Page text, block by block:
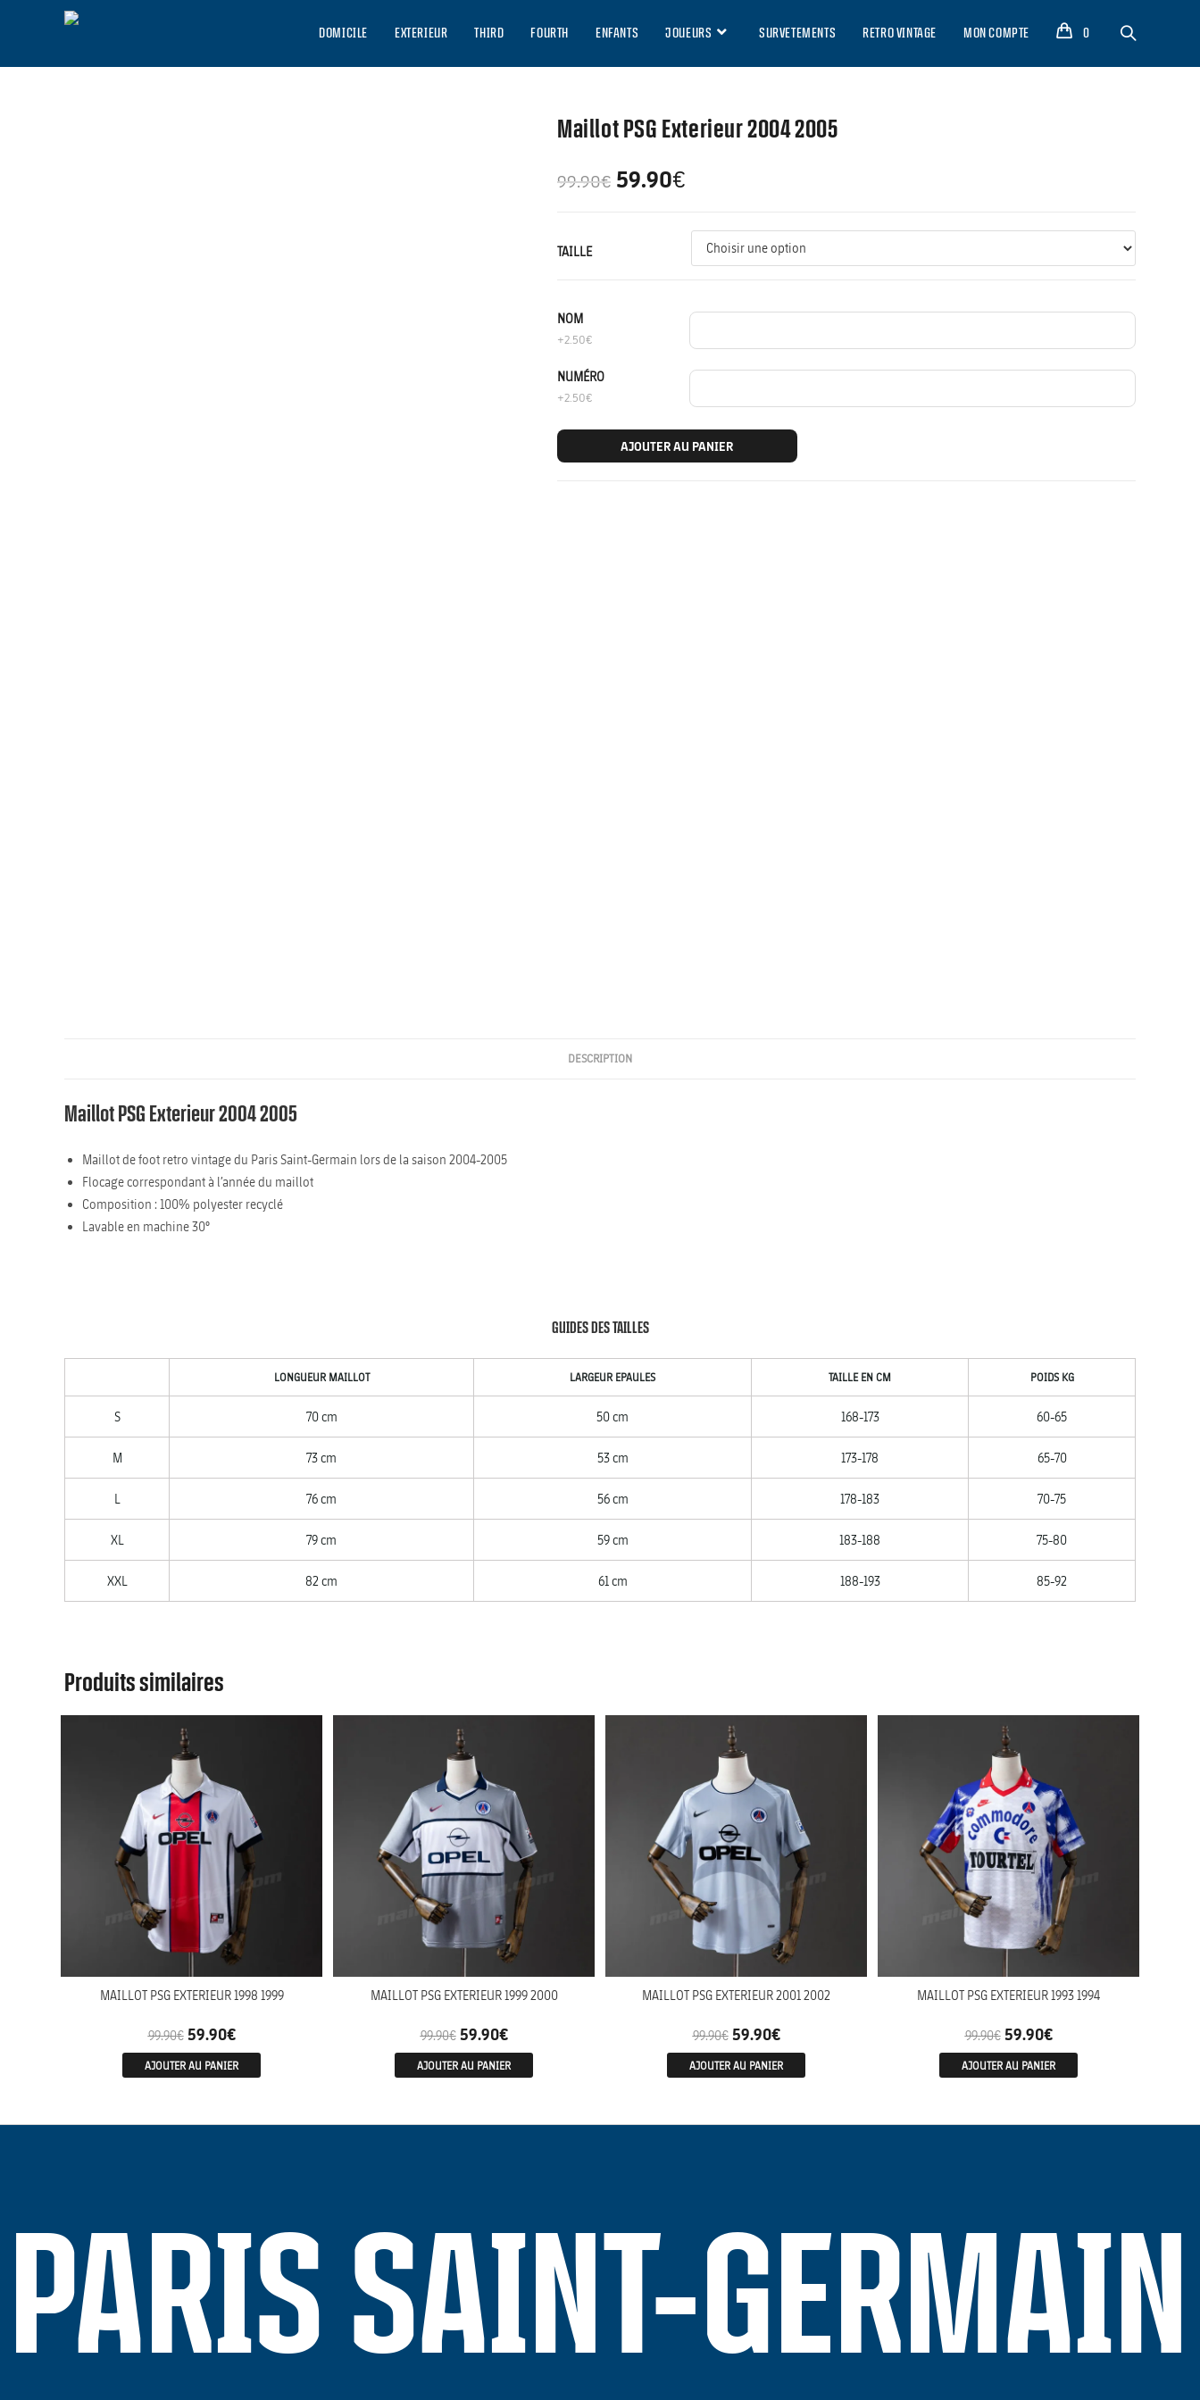
DOMICILE EXTERIEUR THIRD FOURTH ENFANTS JOUEURS SURVETEMENTS RETRO VINTAGE MON COMPTE 0
Maillot PSG Exterieur 2004 2005
99.90€ 59.90€
TAILLE
NOM
+2.50€
NUMÉRO
+2.50€
AJOUTER AU PANIER
DESCRIPTION
Maillot PSG Exterieur 2004 2005
Maillot de foot retro vintage du Paris Saint-Germain lors de la saison 2004-2005
Flocage correspondant à l’année du maillot
Composition : 100% polyester recyclé
Lavable en machine 30°
GUIDES DES TAILLES
LONGUEUR MAILLOT LARGEUR EPAULES TAILLE EN CM POIDS KG
S 70 cm 50 cm 168-173 60-65
M 73 cm 53 cm 173-178 65-70
L 76 cm 56 cm 178-183 70-75
XL 79 cm 59 cm 183-188 75-80
XXL 82 cm 61 cm 188-193 85-92
Produits similaires
MAILLOT PSG EXTERIEUR 1998 1999
99.90€ 59.90€
AJOUTER AU PANIER
MAILLOT PSG EXTERIEUR 1999 2000
99.90€ 59.90€
AJOUTER AU PANIER
MAILLOT PSG EXTERIEUR 2001 2002
99.90€ 59.90€
AJOUTER AU PANIER
MAILLOT PSG EXTERIEUR 1993 1994
99.90€ 59.90€
AJOUTER AU PANIER
PARIS SAINT-GERMAIN